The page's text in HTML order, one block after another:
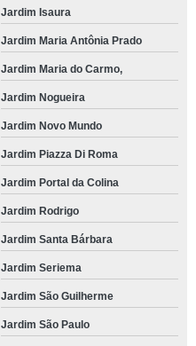
Jardim Isaura
Jardim Maria Antônia Prado
Jardim Maria do Carmo,
Jardim Nogueira
Jardim Novo Mundo
Jardim Piazza Di Roma
Jardim Portal da Colina
Jardim Rodrigo
Jardim Santa Bárbara
Jardim Seriema
Jardim São Guilherme
Jardim São Paulo